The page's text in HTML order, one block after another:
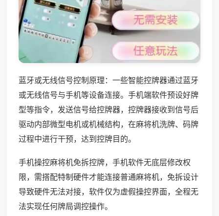
蓝牙或无线信号控制原理：一些智能控牌器通过蓝牙
或无线信号与手机等设备连接。手机端软件预设好牌
型等指令，发送信号给控牌器，控牌器接收到信号后
驱动内部微型电机或机械结构，在麻将机洗牌、码牌
过程中进行干预，达到控牌目的。
手机操控麻将机免拆控牌，手机软件无底层修改权
限，需搭配特制硬件才能连接普通麻将机，免拆设计
导致硬件无法对接，软件仅为虚假操控界面，全程无
法实现任何牌局调控操作。